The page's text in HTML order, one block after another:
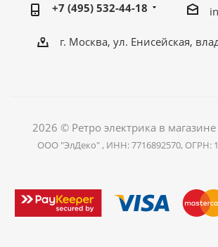
+7 (495) 532-44-18
г. Москва, ул. Енисейская,
2026 © Ретро электрика в
ООО "ЭлДеко" , ИНН: 7716892570, ОГРН: